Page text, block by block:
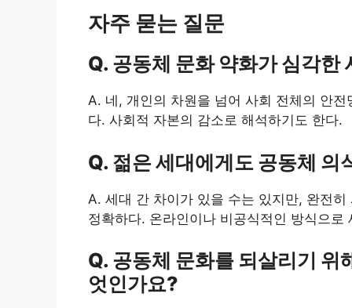
자주 묻는 질문
Q. 공동체 문화 약화가 심각한
A. 네, 개인의 차원을 넘어 사회 전체의 안
다. 사회적 자본의 감소로 해석하기도 한다.
Q. 젊은 세대에게도 공동체 의
A. 세대 간 차이가 있을 수는 있지만, 완전히
정확하다. 온라인이나 비공식적인 방식으로
Q. 공동체 문화를 되살리기 위
엇인가요?